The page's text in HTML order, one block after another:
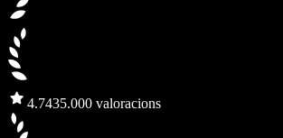
4.7435.000 valoracions